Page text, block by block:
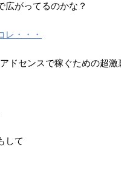
広がってるのかな？
レ・・・
ドセンスで稼ぐための超
して